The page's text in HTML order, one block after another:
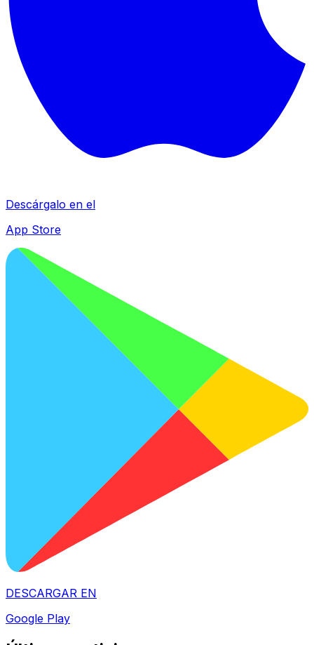
Descárgalo en el
App Store
DESCARGAR EN
Google Play